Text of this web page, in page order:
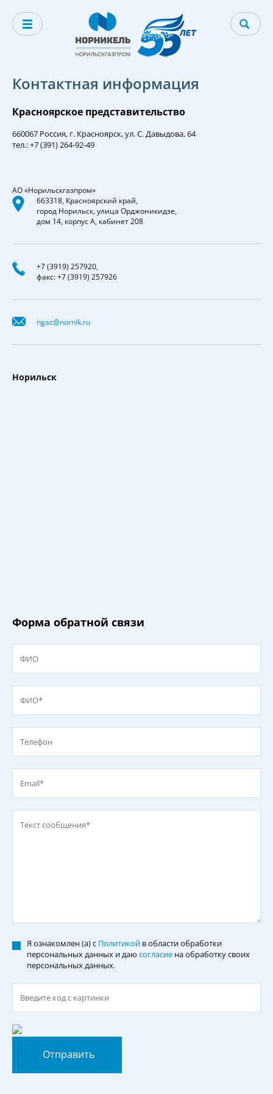
Контактная информация
Красноярское представительство
660067 Россия, г. Красноярск, ул. С. Давыдова, 64
тел.: +7 (391) 264-92-49
АО «Норильскгазпром»
663318, Красноярский край,
город Норильск, улица Орджоникидзе,
дом 14, корпус А, кабинет 208
+7 (3919) 257920,
факс: +7 (3919) 257926
ngaz@nornik.ru
Норильск
Форма обратной связи
Я ознакомлен (а) с Политикой в области обработки
персональных данных и даю согласие на обработку своих
персональных данных.